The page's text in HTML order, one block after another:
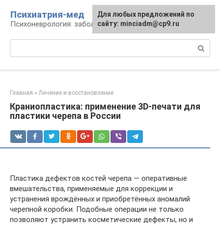
контенту
Психиатрия-мед
Психоневрология: заболевания и терапия
Главная » Лечение и восстановление
Краниопластика: применение 3D-печати для
пластики черепа в России
Пластика дефектов костей черепа — оперативные
вмешательства, применяемые для коррекции и
устранения врождённых и приобретённых аномалий
черепной коробки. Подобные операции не только
позволяют устранить косметические дефекты, но и
Для любых предложений по
сайту: minciadm@cp9.ru